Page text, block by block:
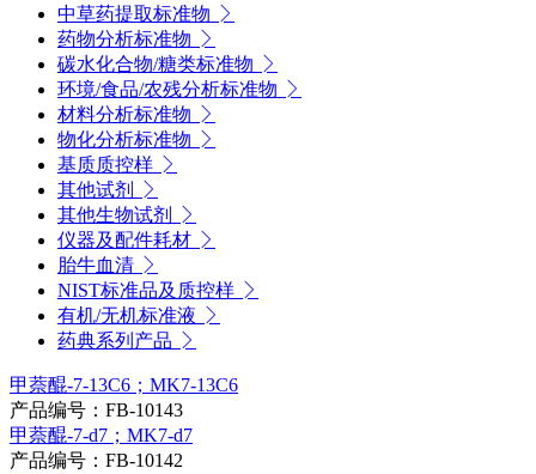
中草药提取标准物
药物分析标准物
碳水化合物/糖类标准物
环境/食品/农残分析标准物
材料分析标准物
物化分析标准物
基质质控样
其他试剂
其他生物试剂
仪器及配件耗材
胎牛血清
NIST标准品及质控样
有机/无机标准液
药典系列产品
甲萘醌-7-13C6；MK7-13C6
产品编号：FB-10143
甲萘醌-7-d7；MK7-d7
产品编号：FB-10142